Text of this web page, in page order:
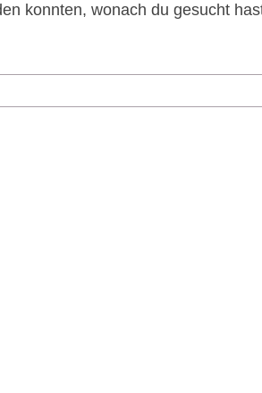
konnten, wonach du gesucht